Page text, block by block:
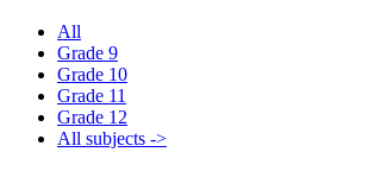
All
Grade 9
Grade 10
Grade 11
Grade 12
All subjects ->